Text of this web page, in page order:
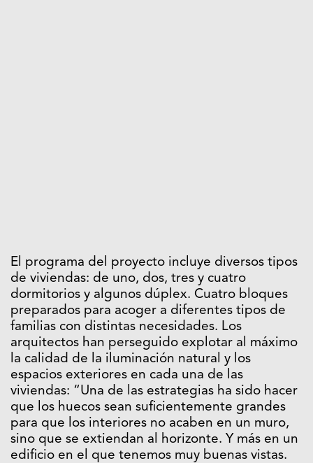
El programa del proyecto incluye diversos tipos
de viviendas: de uno, dos, tres y cuatro
dormitorios y algunos dúplex. Cuatro bloques
preparados para acoger a diferentes tipos de
familias con distintas necesidades. Los
arquitectos han perseguido explotar al máximo
la calidad de la iluminación natural y los
espacios exteriores en cada una de las
viviendas: “Una de las estrategias ha sido hacer
que los huecos sean suficientemente grandes
para que los interiores no acaben en un muro,
sino que se extiendan al horizonte. Y más en un
edificio en el que tenemos muy buenas vistas.